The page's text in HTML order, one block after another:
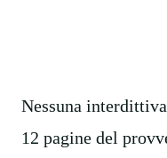
Nessuna
12 pagine del